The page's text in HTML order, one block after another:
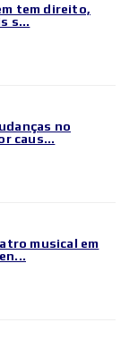
tem direito,
s...
no
caus...
musical em